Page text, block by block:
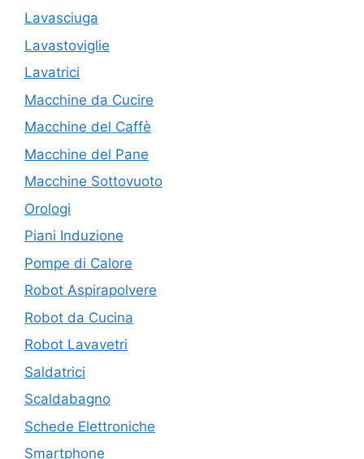
Lavasciuga
Lavastoviglie
Lavatrici
Macchine da Cucire
Macchine del Caffè
Macchine del Pane
Macchine Sottovuoto
Orologi
Piani Induzione
Pompe di Calore
Robot Aspirapolvere
Robot da Cucina
Robot Lavavetri
Saldatrici
Scaldabagno
Schede Elettroniche
Smartphone